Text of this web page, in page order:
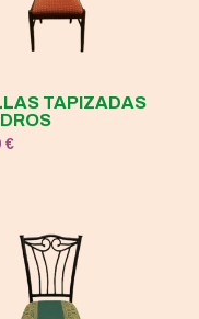
TAPIZADAS
€